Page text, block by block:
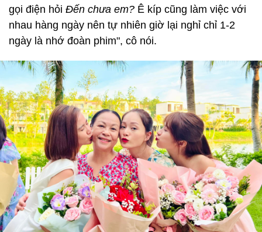
gọi điện hỏi Đến chưa em? Ê kíp cũng làm việc với
nhau hàng ngày nên tự nhiên giờ lại nghỉ chỉ 1-2
ngày là nhớ đoàn phim", cô nói.